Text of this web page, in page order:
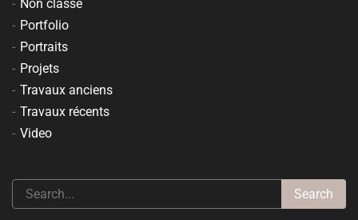
Non classé
Portfolio
Portraits
Projets
Travaux anciens
Travaux récents
Video